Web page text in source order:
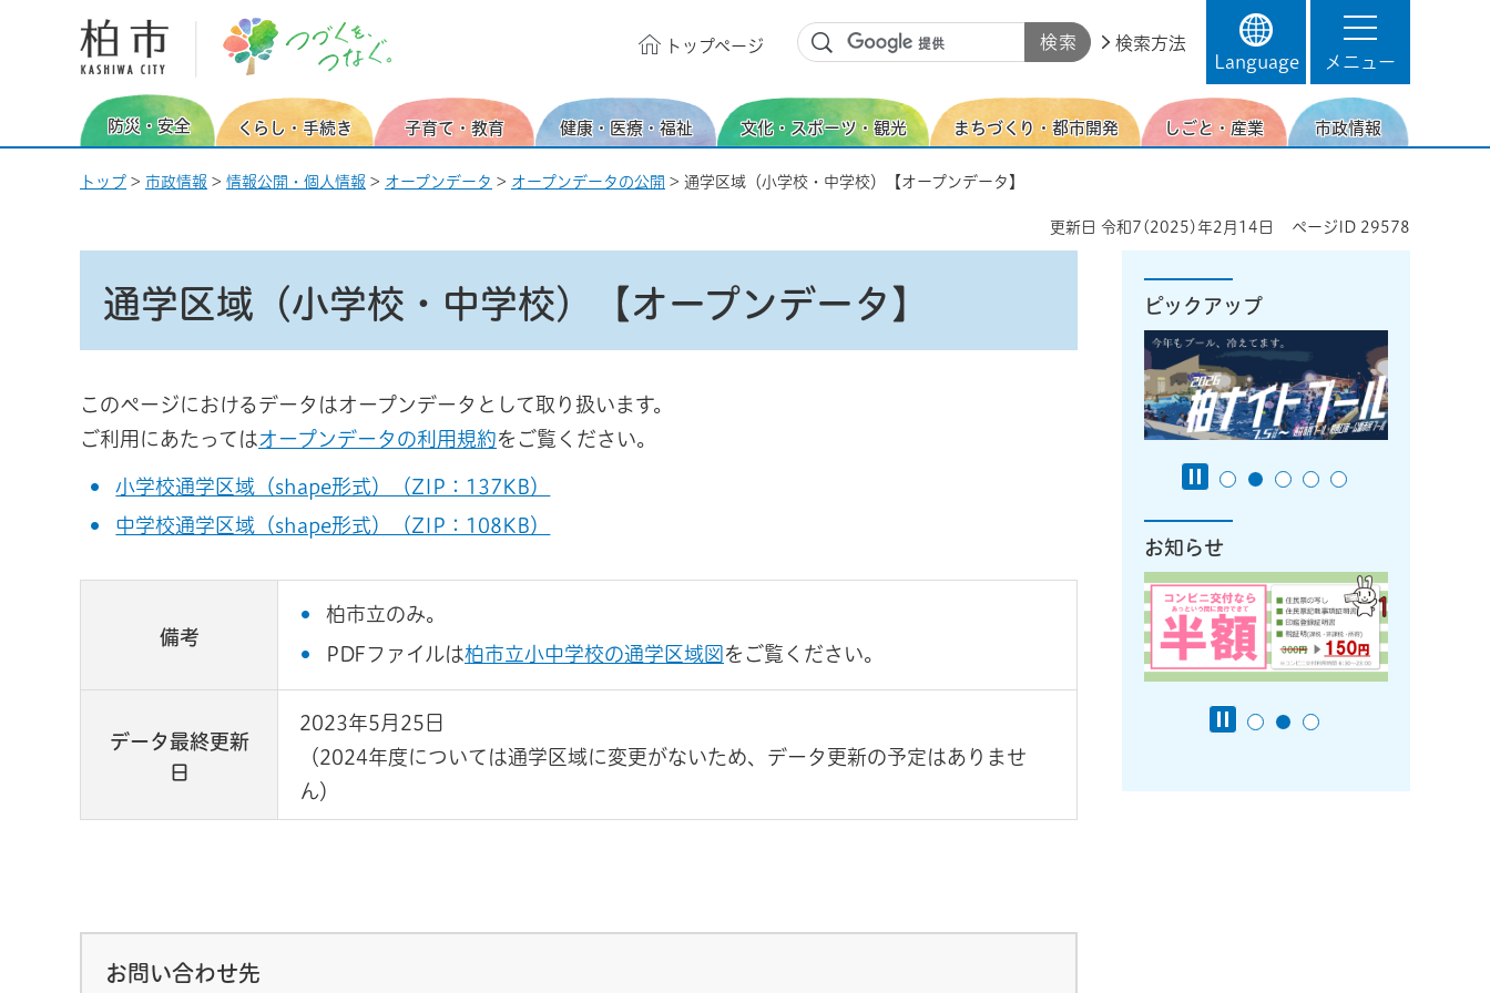
柏市 つづくを、つなぐ。
トップページ
検索方法
Language
メニュー
防災・安全 くらし・手続き 子育て・教育 健康・医療・福祉 文化・スポーツ・観光 まちづくり・都市開発 しごと・産業 市政情報
トップ > 市政情報 > 情報公開・個人情報 > オープンデータ > オープンデータの公開 > 通学区域（小学校・中学校）【オープンデータ】
更新日 令和7(2025)年2月14日 ページID 29578
通学区域（小学校・中学校）【オープンデータ】
このページにおけるデータはオープンデータとして取り扱います。
ご利用にあたっては オープンデータの利用規約をご覧ください。
小学校通学区域（shape形式）（ZIP：137KB）
中学校通学区域（shape形式）（ZIP：108KB）
備考
柏市立のみ。
PDFファイルは柏市立小中学校の通学区域図 をご覧ください。
データ最終更新
日
2023年5月25日
（2024年度については通学区域に変更がないため、データ更新の予定はありませ
ん）
お問い合わせ先
ピックアップ
お知らせ